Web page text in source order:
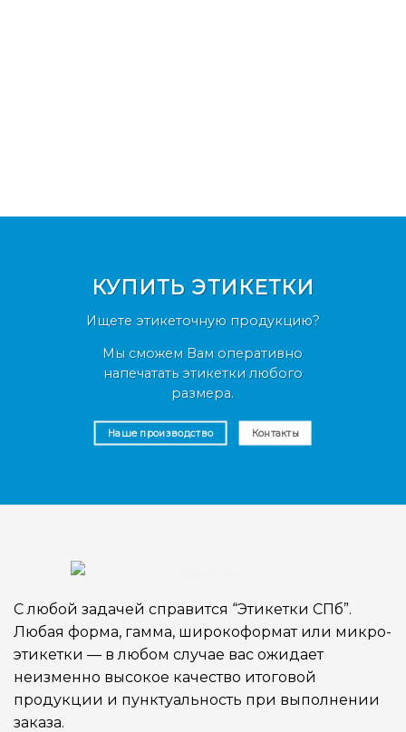
КУПИТЬ ЭТИКЕТКИ
Ищете этикеточную продукцию?
Мы сможем Вам оперативно
напечатать этикетки любого
размера.
Наше производство Контакты
С любой задачей справится “Этикетки СПб”.
Любая форма, гамма, широкоформат или микро-
этикетки — в любом случае вас ожидает
неизменно высокое качество итоговой
продукции и пунктуальность при выполнении
заказа.